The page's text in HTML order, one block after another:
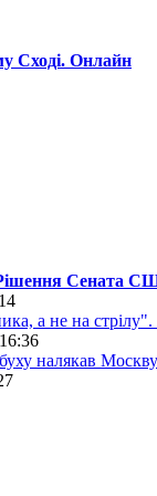
Сході. Онлайн
Рішення Сената
а не на стрілу".
налякав